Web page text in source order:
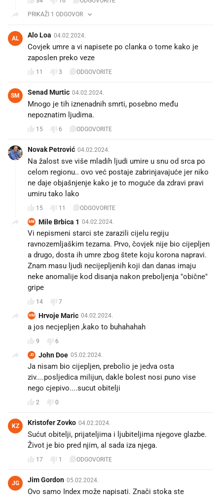
PRIKAŽI 1 ODGOVOR
AL Alo Loa 04.02.2024.
Covjek umre a vi napisete po clanka o tome kako je
zaposlen preko veze
11 3 ODGOVORITE
SM Senad Murtic 04.02.2024.
Mnogo je tih iznenadnih smrti, posebno među
nepoznatim ljudima.
15 6 ODGOVORITE
Novak Petrović 04.02.2024.
Na žalost sve više mladih ljudi umire u snu od srca po
celom regionu.. ovo već postaje zabrinjavajuće jer niko
ne daje objašnjenje kako je to moguće da zdravi pravi
umiru tako lako
15 11 ODGOVORITE
MB Mile Brbica 1 04.02.2024.
Vi nepismeni starci ste zarazili cijelu regiju
ravnozemljaškim tezama. Prvo, čovjek nije bio cijepljen
a drugo, dosta ih umre zbog štete koju korona napravi.
Znam masu ljudi necijepljenih koji dan danas imaju
neke anomalije kod disanja nakon preboljenja "obične"
gripe
14 7
HM Hrvoje Maric 04.02.2024.
a jos necjepljen ,kako to buhahahah
9 6
JD John Doe 05.02.2024.
Ja nisam bio cijepljen, prebolio je jedva osta
ziv....posljedica milijun, dakle bolest nosi puno vise
nego cjepivo....sucut obitelji
2 0
KZ Kristofer Zovko 04.02.2024.
Sućut obitelji, prijateljima i ljubiteljima njegove glazbe.
Život je bio pred njim, al sada iza njega.
17 1 ODGOVORITE
JG Jim Gordon 05.02.2024.
Ovo samo Index može napisati. Znači stoka ste